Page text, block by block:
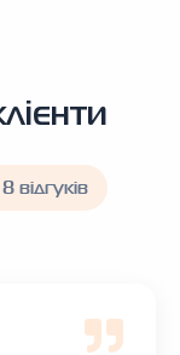
відгуків